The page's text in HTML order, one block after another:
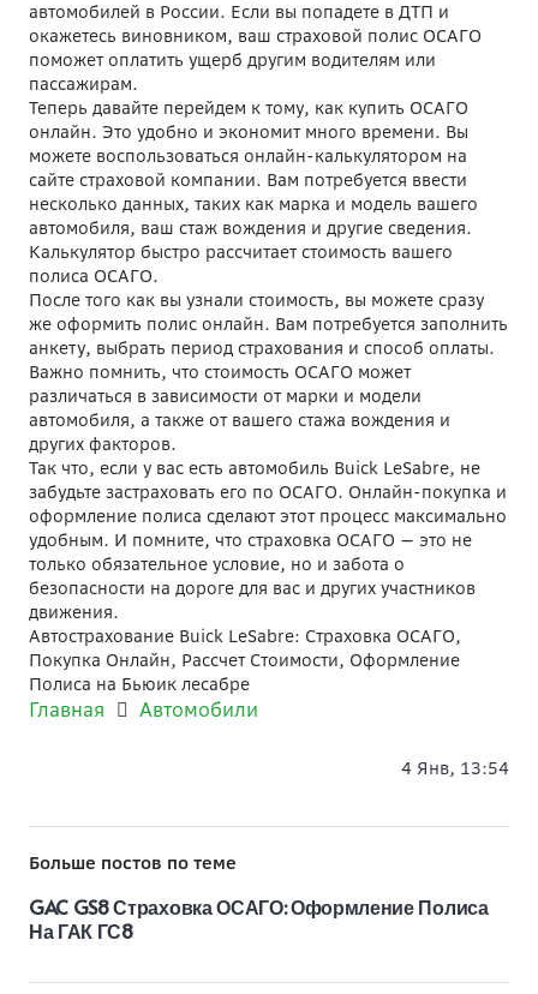
автомобилей в России. Если вы попадете в ДТП и
окажетесь виновником, ваш страховой полис ОСАГО
поможет оплатить ущерб другим водителям или
пассажирам.
Теперь давайте перейдем к тому, как купить ОСАГО
онлайн. Это удобно и экономит много времени. Вы
можете воспользоваться онлайн-калькулятором на
сайте страховой компании. Вам потребуется ввести
несколько данных, таких как марка и модель вашего
автомобиля, ваш стаж вождения и другие сведения.
Калькулятор быстро рассчитает стоимость вашего
полиса ОСАГО.
После того как вы узнали стоимость, вы можете сразу
же оформить полис онлайн. Вам потребуется заполнить
анкету, выбрать период страхования и способ оплаты.
Важно помнить, что стоимость ОСАГО может
различаться в зависимости от марки и модели
автомобиля, а также от вашего стажа вождения и
других факторов.
Так что, если у вас есть автомобиль Buick LeSabre, не
забудьте застраховать его по ОСАГО. Онлайн-покупка и
оформление полиса сделают этот процесс максимально
удобным. И помните, что страховка ОСАГО — это не
только обязательное условие, но и забота о
безопасности на дороге для вас и других участников
движения.
Автострахование Buick LeSabre: Страховка ОСАГО,
Покупка Онлайн, Рассчет Стоимости, Оформление
Полиса на Бьюик лесабре
Главная Автомобили
4 Янв, 13:54
Больше постов по теме
GAC GS8 Страховка ОСАГО: Оформление Полиса
На ГАК ГС8